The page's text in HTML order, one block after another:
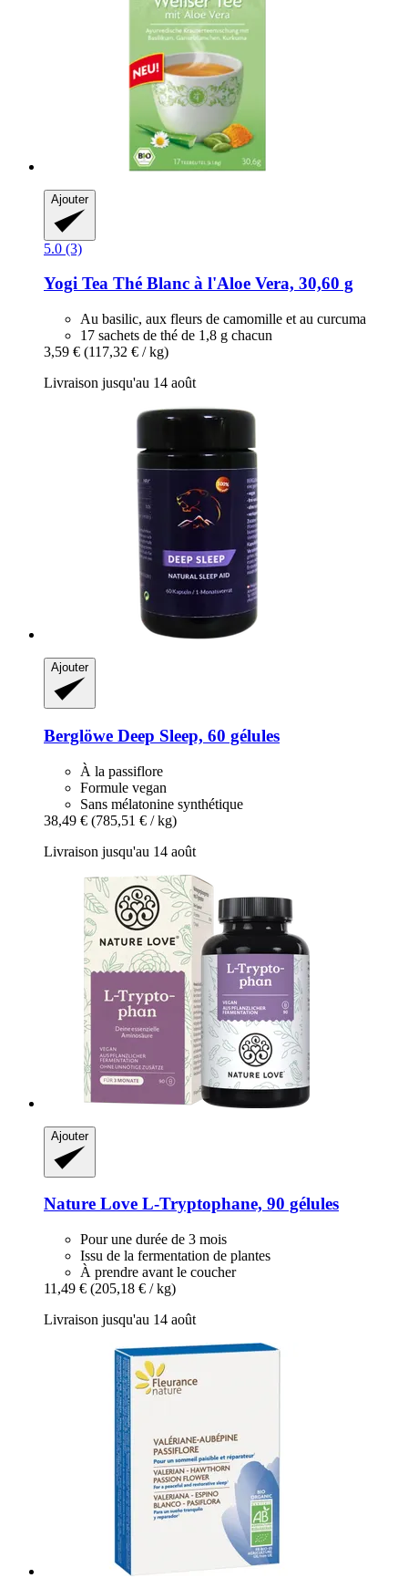
Ajouter
5.0 (3)
Yogi Tea Thé Blanc à l'Aloe Vera, 30,60 g
Au basilic, aux fleurs de camomille et au curcuma
17 sachets de thé de 1,8 g chacun
3,59 € (117,32 € / kg)
Livraison jusqu'au 14 août
Ajouter
Berglöwe Deep Sleep, 60 gélules
À la passiflore
Formule vegan
Sans mélatonine synthétique
38,49 € (785,51 € / kg)
Livraison jusqu'au 14 août
Ajouter
Nature Love L-​Tryptophane, 90 gélules
Pour une durée de 3 mois
Issu de la fermentation de plantes
À prendre avant le coucher
11,49 € (205,18 € / kg)
Livraison jusqu'au 14 août